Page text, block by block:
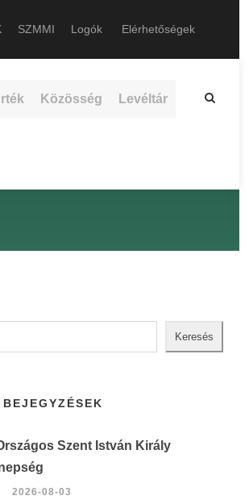
SZMMI Logók Elérhetőségek
Közösség Levéltár
Keresés
Szent István Király
2026-08-03